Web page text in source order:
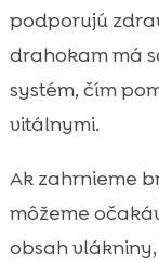
podporujú
drahokam má
systém, čím
vitálnymi.
Ak zahrnieme
môžeme
obsah